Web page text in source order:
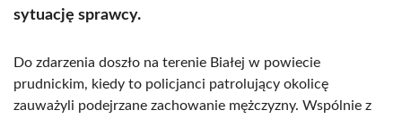
sytuację sprawcy.
Do zdarzenia doszło na terenie Białej w powiecie
prudnickim, kiedy to policjanci patrolujący okolicę
zauważyli podejrzane zachowanie mężczyzny. Wspólnie z